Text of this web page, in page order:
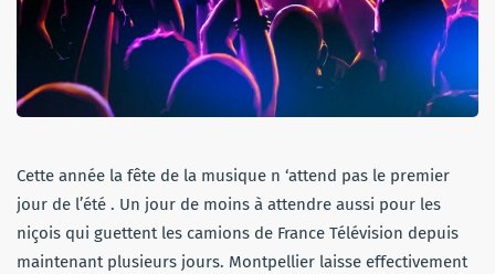
Cette année la fête de la musique n ‘attend pas le premier
jour de l’été . Un jour de moins à attendre aussi pour les
niçois qui guettent les camions de France Télévision depuis
maintenant plusieurs jours. Montpellier laisse effectivement